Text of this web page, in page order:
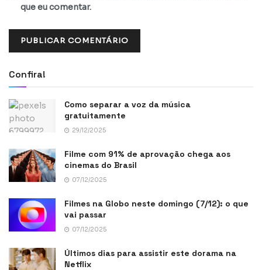
que eu comentar.
Confira!
Como separar a voz da música
gratuitamente
29/12/2025
Filme com 91% de aprovação chega aos
cinemas do Brasil
07/12/2025
Filmes na Globo neste domingo (7/12): o que
vai passar
07/12/2025
Últimos dias para assistir este dorama na
Netflix